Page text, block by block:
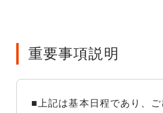
重要事項説明
■上記は基本日程であり、ご